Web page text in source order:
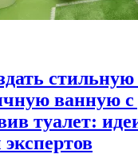
ванную с
туалет: